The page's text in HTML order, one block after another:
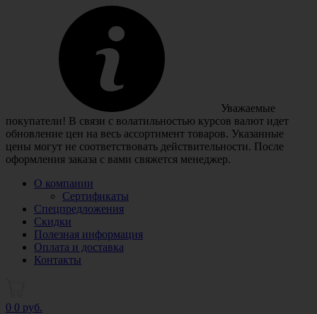
Уважаемые
покупатели! В связи с волатильностью курсов валют идет
обновление цен на весь ассортимент товаров. Указанные
цены могут не соответствовать действительности. После
оформления заказа с вами свяжется менеджер.
О компании
Сертификаты
Спецпредложения
Скидки
Полезная информация
Оплата и доставка
Контакты
0 0 руб.